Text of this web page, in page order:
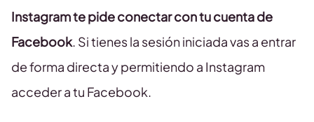
Instagram te pide conectar con tu cuenta de
Facebook. Si tienes la sesión iniciada vas a entrar
de forma directa y permitiendo a Instagram
acceder a tu Facebook.